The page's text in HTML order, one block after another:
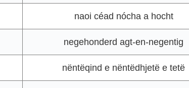
naoi céad nócha a hocht
negehonderd agt-en-negentig
nëntëqind e nëntëdhjetë e tetë